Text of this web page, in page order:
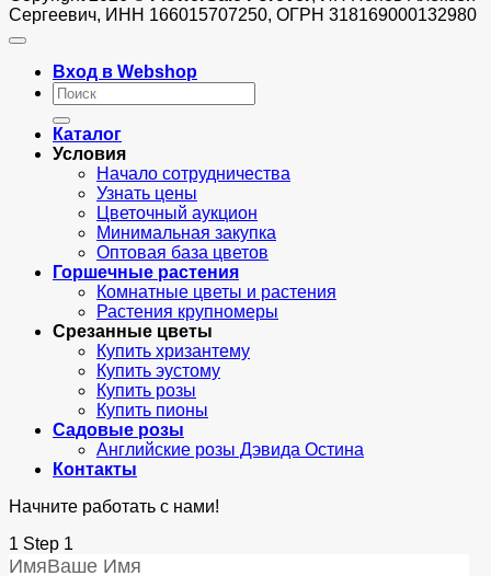
Сергеевич, ИНН 166015707250, ОГРН 318169000132980
Вход в Webshop
Искать:
Каталог
Условия
Начало сотрудничества
Узнать цены
Цветочный аукцион
Минимальная закупка
Оптовая база цветов
Горшечные растения
Комнатные цветы и растения
Растения крупномеры
Срезанные цветы
Купить хризантему
Купить эустому
Купить розы
Купить пионы
Садовые розы
Английские розы Дэвида Остина
Контакты
Начните работать с нами!
1 Step 1
ИмяВаше Имя